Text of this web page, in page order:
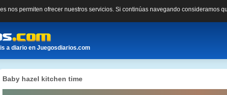
nos permiten ofrecer nuestros servicios. Si continúas navegando consideramos
a diario en Juegosdiarios.com
Baby hazel kitchen time